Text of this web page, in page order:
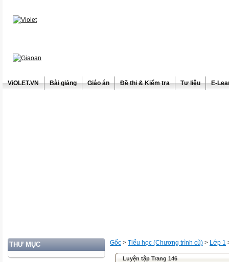
ViOLET.VN Bài giảng Giáo án Đề thi & Kiểm tra Tư liệu E-
THƯ MỤC Gốc > Tiểu học (Chương trình cũ) > Lớp 1
Luyện tập Trang 146